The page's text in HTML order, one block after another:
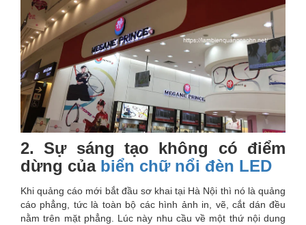
2. Sự sáng tạo không có điểm
dừng của biển chữ nổi đèn LED
Khi quảng cáo mới bắt đầu sơ khai tại Hà Nội thì nó là quảng
cáo phẳng, tức là toàn bộ các hình ảnh in, vẽ, cắt dán đều
nằm trên mặt phẳng. Lúc này nhu cầu về một thứ nội dung